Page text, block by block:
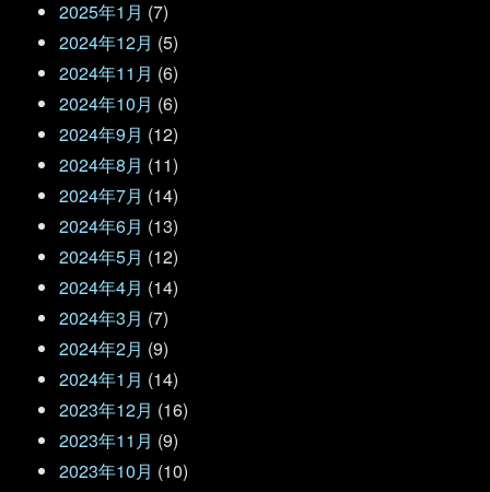
2025年1月 (7)
2024年12月 (5)
2024年11月 (6)
2024年10月 (6)
2024年9月 (12)
2024年8月 (11)
2024年7月 (14)
2024年6月 (13)
2024年5月 (12)
2024年4月 (14)
2024年3月 (7)
2024年2月 (9)
2024年1月 (14)
2023年12月 (16)
2023年11月 (9)
2023年10月 (10)